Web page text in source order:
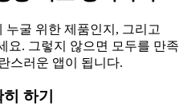
굴 위한 제품인지, 그리고
요. 그렇지 않으면 모두를 만족
스러운 앱이 됩니다.
하기